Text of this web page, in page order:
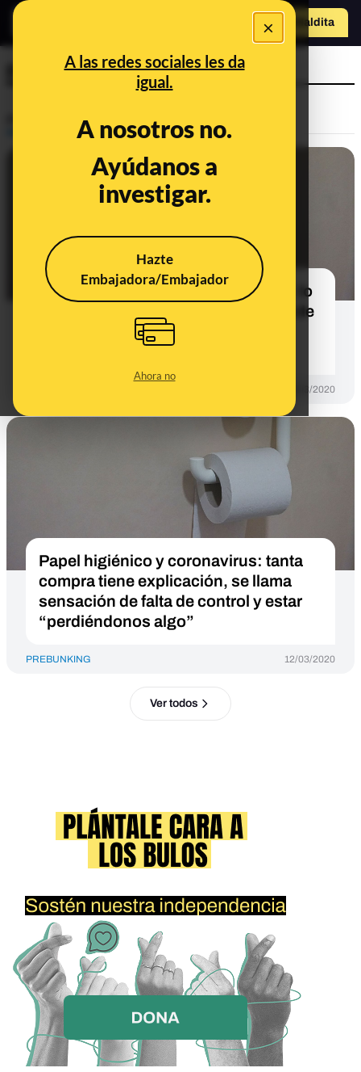
×
A las redes sociales les da
igual.
A nosotros no.
Ayúdanos a
investigar.
Hazte
Embajadora/Embajador
Ahora no
Hazte Maldita
papel higiénico
El papel higiénico y el coronavirus: lo
compramos por sensación de falta de
control y de estar “perdiéndonos
23/03/2020
Papel higiénico y coronavirus: tanta
compra tiene explicación, se llama
sensación de falta de control y estar
“perdiéndonos algo”
PREBUNKING 12/03/2020
Ver todos